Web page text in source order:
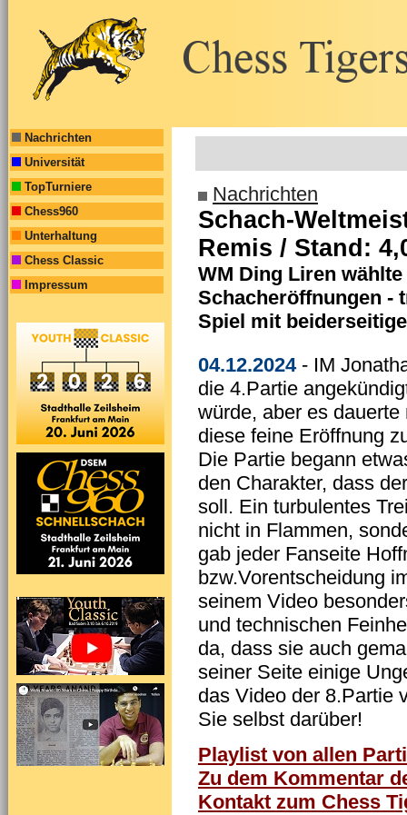
Nachrichten
Universität
TopTurniere
Chess960
Unterhaltung
Chess Classic
Impressum
Nachrichten
Schach-
Remis / Stand:
WM Ding Liren
Schacheröffnungen -
Spiel mit
04.12.2024- IM
die 4.Partie
würde, aber es
diese feine Eröffnung
Die Partie begann
den Charakter, dass
soll. Ein turbulentes
nicht in Flammen,
gab jeder Fanseite
bzw.Vorentscheidung
seinem Video
und technischen
da, dass sie auch
seiner Seite einige
das Video der 8.Partie
Sie selbst darüber!
Playlist von allen
Zu dem Kommentar
Kontakt zum Chess